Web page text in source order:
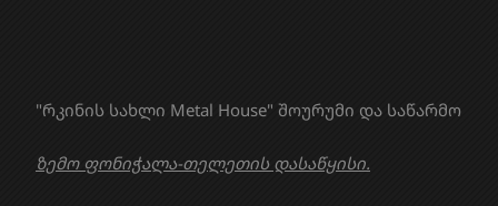
"რკინის სახლი Metal House" შოურუმი და საწარმო
ზემო ფონიჭალა-თელეთის დასაწყისი.